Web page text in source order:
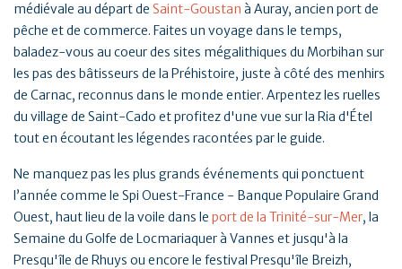
médiévale au départ de Saint-Goustan à Auray, ancien port de
pêche et de commerce. Faites un voyage dans le temps,
baladez-vous au coeur des sites mégalithiques du Morbihan sur
les pas des bâtisseurs de la Préhistoire, juste à côté des menhirs
de Carnac, reconnus dans le monde entier. Arpentez les ruelles
du village de Saint-Cado et profitez d'une vue sur la Ria d'Étel
tout en écoutant les légendes racontées par le guide.
Ne manquez pas les plus grands événements qui ponctuent
l’année comme le Spi Ouest-France - Banque Populaire Grand
Ouest, haut lieu de la voile dans le port de la Trinité-sur-Mer, la
Semaine du Golfe de Locmariaquer à Vannes et jusqu'à la
Presqu'île de Rhuys ou encore le festival Presqu'île Breizh,